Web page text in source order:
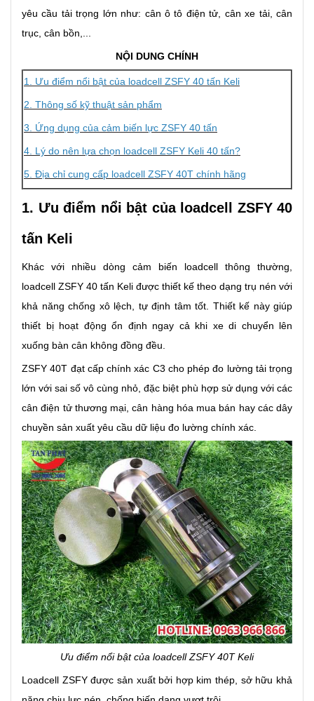
yêu cầu tải trọng lớn như: cân ô tô điện tử, cân xe tải, cân
trục, cân bồn,...
NỘI DUNG CHÍNH
1. Ưu điểm nổi bật của loadcell ZSFY 40 tấn Keli
2. Thông số kỹ thuật sản phẩm
3. Ứng dụng của cảm biến lực ZSFY 40 tấn
4. Lý do nên lựa chọn loadcell ZSFY Keli 40 tấn?
5. Địa chỉ cung cấp loadcell ZSFY 40T chính hãng
1. Ưu điểm nổi bật của loadcell ZSFY 40
tấn Keli
Khác với nhiều dòng cảm biến loadcell thông thường,
loadcell ZSFY 40 tấn Keli được thiết kế theo dạng trụ nén với
khả năng chống xô lệch, tự định tâm tốt. Thiết kế này giúp
thiết bị hoạt động ổn định ngay cả khi xe di chuyển lên
xuống bàn cân không đồng đều.
ZSFY 40T đạt cấp chính xác C3 cho phép đo lường tải trọng
lớn với sai số vô cùng nhỏ, đặc biệt phù hợp sử dụng với các
cân điện tử thương mại, cân hàng hóa mua bán hay các dây
chuyền sản xuất yêu cầu dữ liệu đo lường chính xác.
Ưu điểm nổi bật của loadcell ZSFY 40T Keli
Loadcell ZSFY được sản xuất bởi hợp kim thép, sở hữu khả